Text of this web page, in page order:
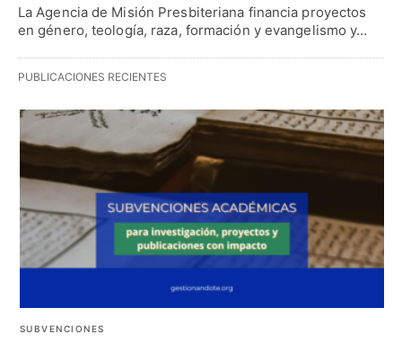
La Agencia de Misión Presbiteriana financia proyectos
en género, teología, raza, formación y evangelismo y…
PUBLICACIONES RECIENTES
SUBVENCIONES